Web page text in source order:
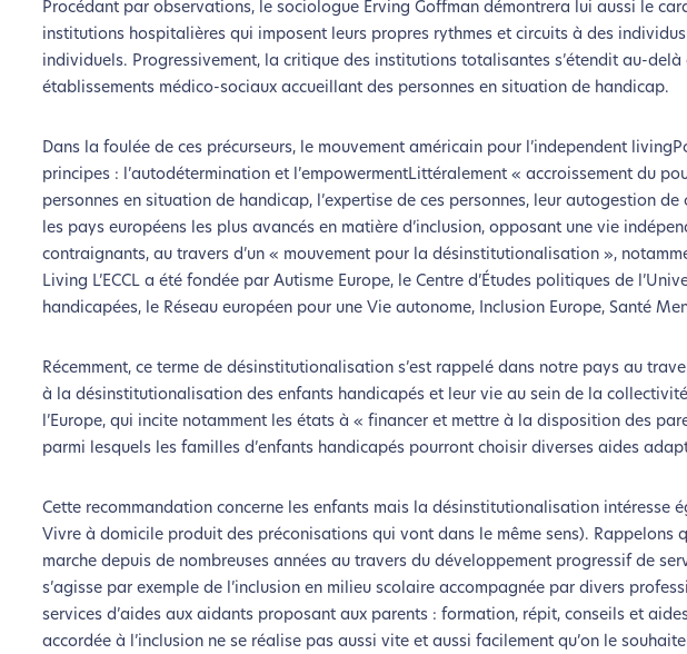
Nous avons développé ce site
Procédant par observations, le sociologue Erving Goffman démontrera lui aussi le
institutions hospitalières qui imposent leurs propres rythmes et circuits à des
individuels. Progressivement, la critique des institutions totalisantes s’étendit au-
établissements médico-sociaux accueillant des personnes en situation de handicap.
Dans la foulée de ces précurseurs, le mouvement américain pour l’independent
principes : l’autodétermination et l’empowermentLittéralement « accroissement du
personnes en situation de handicap, l’expertise de ces personnes, leur autogestion
les pays européens les plus avancés en matière d’inclusion, opposant une vie
contraignants, au travers d’un « mouvement pour la désinstitutionalisation »,
Living L’ECCL a été fondée par Autisme Europe, le Centre d’Études politiques de
handicapées, le Réseau européen pour une Vie autonome, Inclusion Europe, Santé
Récemment, ce terme de désinstitutionalisation s’est rappelé dans notre pays au
à la désinstitutionalisation des enfants handicapés et leur vie au sein de la
l’Europe, qui incite notamment les états à « financer et mettre à la disposition des
parmi lesquels les familles d’enfants handicapés pourront choisir diverses aides
Cette recommandation concerne les enfants mais la désinstitutionalisation intéresse
Vivre à domicile produit des préconisations qui vont dans le même sens).
marche depuis de nombreuses années au travers du développement progressif de
s’agisse par exemple de l’inclusion en milieu scolaire accompagnée par divers
services d’aides aux aidants proposant aux parents : formation, répit, conseils et
accordée à l’inclusion ne se réalise pas aussi vite et aussi facilement qu’on le